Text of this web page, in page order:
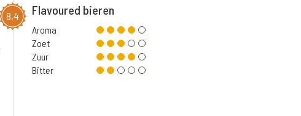
8,4 Flavoured bieren
Aroma
Zoet
Zuur
Bitter